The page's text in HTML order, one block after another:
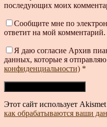
последующих моих
Сообщите мне по
ответит на мой комментарий.
Я даю согласие Архив
данных, которые я
конфиденциальности) *
Этот сайт использует
как обрабатываются ваши